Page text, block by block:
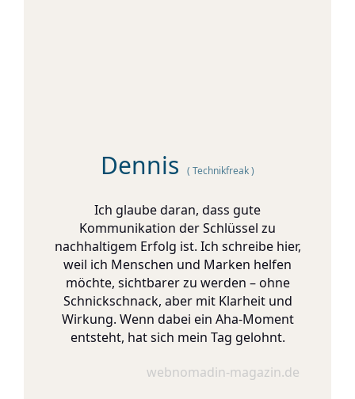
Dennis ( Technikfreak)
Ich glaube daran, dass gute
Kommunikation der Schlüssel zu
nachhaltigem Erfolg ist. Ich schreibe hier,
weil ich Menschen und Marken helfen
möchte, sichtbarer zu werden – ohne
Schnickschnack, aber mit Klarheit und
Wirkung. Wenn dabei ein Aha-Moment
entsteht, hat sich mein Tag gelohnt.
webnomadin-magazin.de